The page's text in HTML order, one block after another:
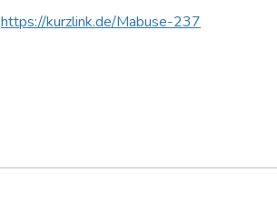
https://kurzlink.de/Mabuse-237